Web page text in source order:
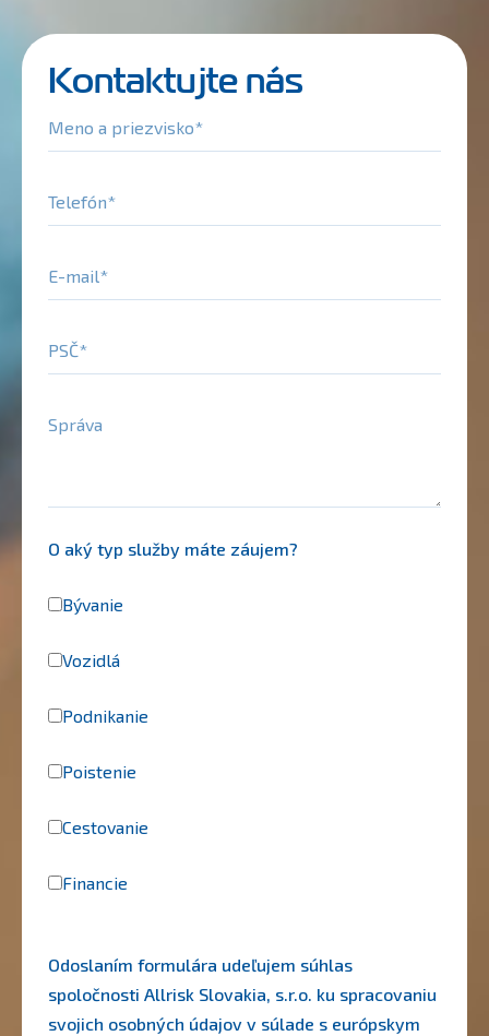
Kontaktujte nás
Meno a priezvisko
Telefón
E-mail
PSČ
Správa
O aký typ služby máte záujem?
Bývanie
Vozidlá
Podnikanie
Poistenie
Cestovanie
Financie
Odoslaním formulára udeľujem súhlas
spoločnosti Allrisk Slovakia, s.r.o. ku spracovaniu
svojich osobných údajov v súlade s európskym